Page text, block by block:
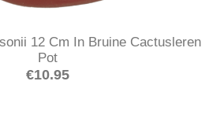
12 Cm In Bruine Cactusleren
Pot
€10.95